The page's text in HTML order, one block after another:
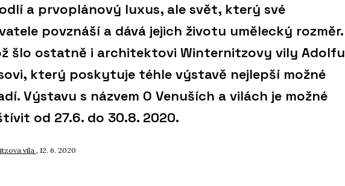
a prvoplánový luxus, ale svět, který své
povznáší a dává jejich životu umělecký rozměr.
šlo ostatně i architektovi Winternitzovy vily Adolfu
který poskytuje téhle výstavě nejlepší možné
Výstavu s názvem O Venuších a vilách je možné
od 27.6. do 30.8. 2020.
vila, 12. 6. 2020